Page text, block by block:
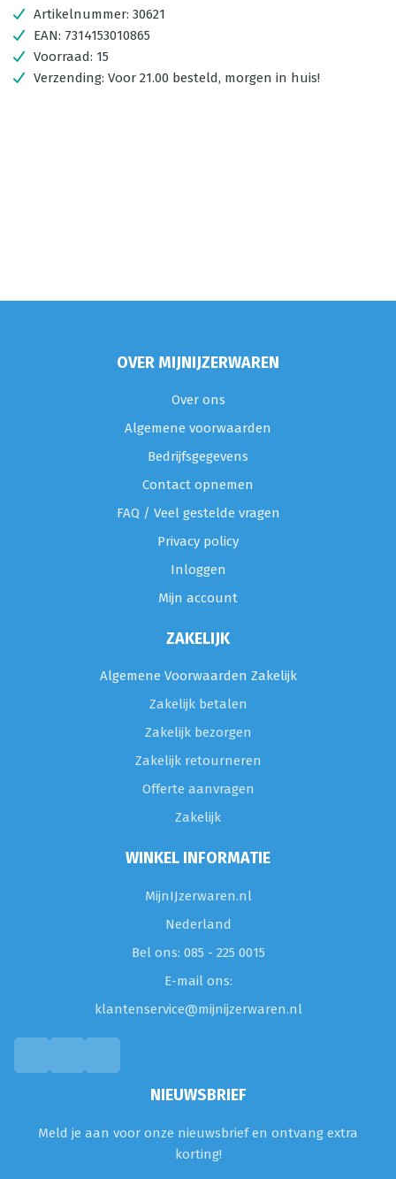
Artikelnummer: 30621
EAN: 7314153010865
Voorraad: 15
Verzending: Voor 21.00 besteld, morgen in huis!
OVER MIJNIJZERWAREN
Over ons
Algemene voorwaarden
Bedrijfsgegevens
Contact opnemen
FAQ / Veel gestelde vragen
Privacy policy
Inloggen
Mijn account
ZAKELIJK
Algemene Voorwaarden Zakelijk
Zakelijk betalen
Zakelijk bezorgen
Zakelijk retourneren
Offerte aanvragen
Zakelijk
WINKEL INFORMATIE
MijnIJzerwaren.nl
Nederland
Bel ons: 085 - 225 0015
E-mail ons:
klantenservice@mijnijzerwaren.nl
NIEUWSBRIEF
Meld je aan voor onze nieuwsbrief en ontvang extra
korting!